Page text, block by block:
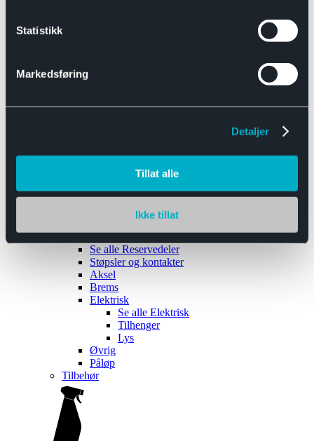
Statistikk
Markedsføring
Detaljer
Tillat alle
Ikke tillat
Båthengere
Reservedeler
Se alle Reservedeler
Støpsler og kontakter
Aksel
Brems
Elektrisk
Se alle Elektrisk
Tilhenger
Lys
Øvrig
Påløp
Tilbehør